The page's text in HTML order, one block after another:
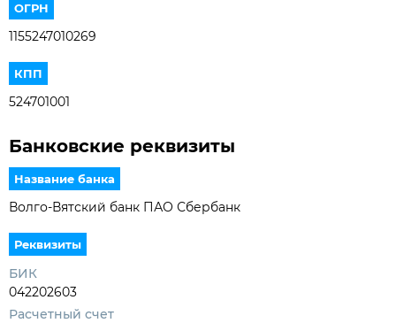
ОГРН
1155247010269
КПП
524701001
Банковские реквизиты
Название банка
Волго-Вятский банк ПАО Сбербанк
Реквизиты
БИК
042202603
Расчетный счет